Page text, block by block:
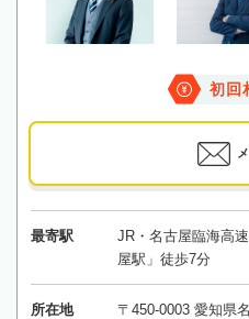
初回
最寄駅
JR・名古屋臨海高
屋駅」徒歩7分
所在地
〒450-0003 愛知県